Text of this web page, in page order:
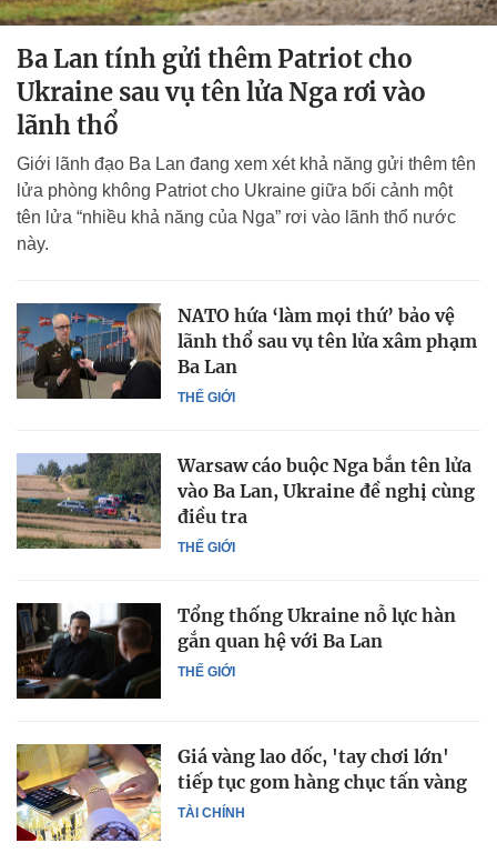
Ba Lan tính gửi thêm Patriot cho
Ukraine sau vụ tên lửa Nga rơi vào
lãnh thổ
Giới lãnh đạo Ba Lan đang xem xét khả năng gửi thêm tên
lửa phòng không Patriot cho Ukraine giữa bối cảnh một
tên lửa “nhiều khả năng của Nga” rơi vào lãnh thổ nước
này.
THẾ GIỚI
NATO hứa ‘làm mọi thứ’ bảo vệ
lãnh thổ sau vụ tên lửa xâm phạm
Ba Lan
THẾ GIỚI
Warsaw cáo buộc Nga bắn tên lửa
vào Ba Lan, Ukraine đề nghị cùng
điều tra
THẾ GIỚI
Tổng thống Ukraine nỗ lực hàn
gắn quan hệ với Ba Lan
TÀI CHÍNH
Giá vàng lao dốc, 'tay chơi lớn'
tiếp tục gom hàng chục tấn vàng